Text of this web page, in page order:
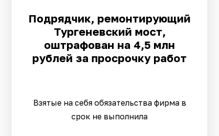
Подрядчик, ремонтирующий
Тургеневский мост,
оштрафован на 4,5 млн
рублей за просрочку работ
Взятые на себя обязательства фирма в
срок не выполнила